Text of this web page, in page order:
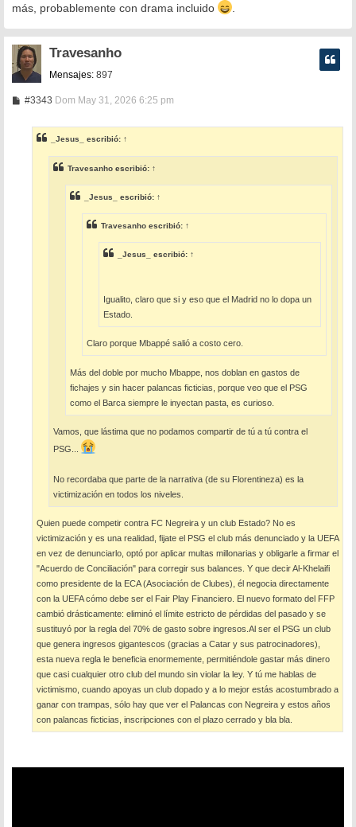
más, probablemente con drama incluido
.
Travesanho
Mensajes: 897
#3343M
a
j
e
Dom May 31, 2026 6:25 pm
_Jesus_ escribió: ↑
Travesanho escribió: ↑
_Jesus_ escribió: ↑
Travesanho escribió: ↑
_Jesus_ escribió: ↑
Igualito, claro que si y eso que el Madrid no lo dopa un
Estado.
Claro porque Mbappé salió a costo cero.
Más del doble por mucho Mbappe, nos doblan en gastos de
fichajes y sin hacer palancas ficticias, porque veo que el PSG
como el Barca siempre le inyectan pasta, es curioso.
Vamos, que lástima que no podamos compartir de tú a tú contra el
PSG...
No recordaba que parte de la narrativa (de su Florentineza) es la
victimización en todos los niveles.
Quien puede competir contra FC Negreira y un club Estado? No es
victimización y es una realidad, fijate el PSG el club más denunciado y la UEFA
en vez de denunciarlo, optó por aplicar multas millonarias y obligarle a firmar el
"Acuerdo de Conciliación" para corregir sus balances. Y que decir Al-Khelaifi
como presidente de la ECA (Asociación de Clubes), él negocia directamente
con la UEFA cómo debe ser el Fair Play Financiero. El nuevo formato del FFP
cambió drásticamente: eliminó el límite estricto de pérdidas del pasado y se
sustituyó por la regla del 70% de gasto sobre ingresos.Al ser el PSG un club
que genera ingresos gigantescos (gracias a Catar y sus patrocinadores),
esta nueva regla le beneficia enormemente, permitiéndole gastar más dinero
que casi cualquier otro club del mundo sin violar la ley. Y tú me hablas de
victimismo, cuando apoyas un club dopado y a lo mejor estás acostumbrado a
ganar con trampas, sólo hay que ver el Palancas con Negreira y estos años
con palancas ficticias, inscripciones con el plazo cerrado y bla bla.